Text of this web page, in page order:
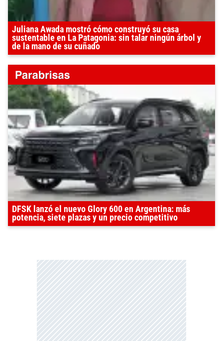
Juliana Awada mostró cómo construyó su casa
sustentable en La Patagonia: sin talar ningún árbol y
de la mano de su cuñado
DFSK lanzó el nuevo Glory 600 en Argentina: más
potencia, siete plazas y un precio competitivo